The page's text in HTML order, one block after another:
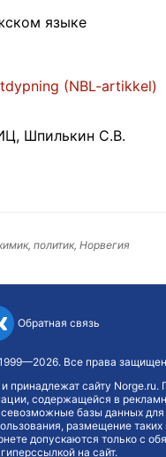
языке
(NBL-artikkel)
Шпилькин С.В.
политик, Норвегия
Обратная связь
Все права
принадлежат сайту Norge.ru.
содержащейся в
базы данных
размещение таких
допускаются только с
гиперссылкой на сайт.